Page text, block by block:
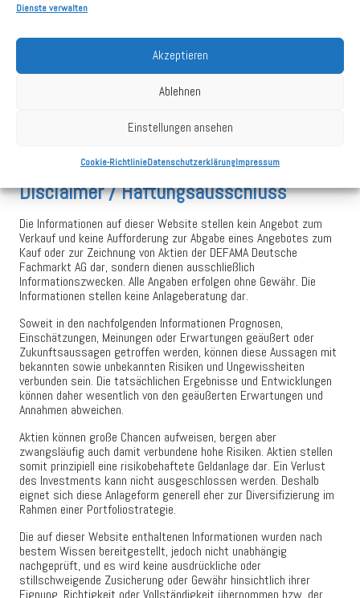
Dienste verwalten
Akzeptieren
Ablehnen
Einstellungen ansehen
Cookie-RichtlinieDatenschutzerklärungImpressum
Präsentationen
Satzung
Disclaimer / Haftungsausschluss
Die Informationen auf dieser Website stellen kein Angebot zum
Verkauf und keine Aufforderung zur Abgabe eines Angebotes zum
Kauf oder zur Zeichnung von Aktien der DEFAMA Deutsche
Fachmarkt AG dar, sondern dienen ausschließlich
Informationszwecken. Alle Angaben erfolgen ohne Gewähr. Die
Informationen stellen keine Anlageberatung dar.
Soweit in den nachfolgenden Informationen Prognosen,
Einschätzungen, Meinungen oder Erwartungen geäußert oder
Zukunftsaussagen getroffen werden, können diese Aussagen mit
bekannten sowie unbekannten Risiken und Ungewissheiten
verbunden sein. Die tatsächlichen Ergebnisse und Entwicklungen
können daher wesentlich von den geäußerten Erwartungen und
Annahmen abweichen.
Aktien können große Chancen aufweisen, bergen aber
zwangsläufig auch damit verbundene hohe Risiken. Aktien stellen
somit prinzipiell eine risikobehaftete Geldanlage dar. Ein Verlust
des Investments kann nicht ausgeschlossen werden. Deshalb
eignet sich diese Anlageform generell eher zur Diversifizierung im
Rahmen einer Portfoliostrategie.
Die auf dieser Website enthaltenen Informationen wurden nach
bestem Wissen bereitgestellt, jedoch nicht unabhängig
nachgeprüft, und es wird keine ausdrückliche oder
stillschweigende Zusicherung oder Gewähr hinsichtlich ihrer
Eignung, Richtigkeit oder Vollständigkeit übernommen bzw. der